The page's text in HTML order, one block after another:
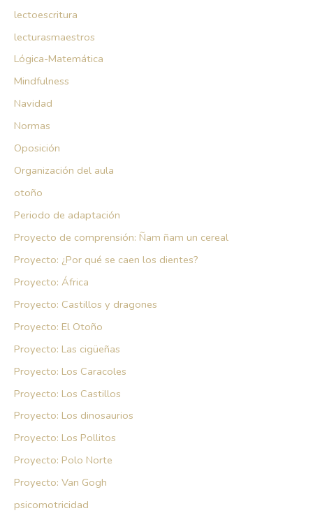
lectoescritura
lecturasmaestros
Lógica-Matemática
Mindfulness
Navidad
Normas
Oposición
Organización del aula
otoño
Periodo de adaptación
Proyecto de comprensión: Ñam ñam un cereal
Proyecto: ¿Por qué se caen los dientes?
Proyecto: África
Proyecto: Castillos y dragones
Proyecto: El Otoño
Proyecto: Las cigüeñas
Proyecto: Los Caracoles
Proyecto: Los Castillos
Proyecto: Los dinosaurios
Proyecto: Los Pollitos
Proyecto: Polo Norte
Proyecto: Van Gogh
psicomotricidad